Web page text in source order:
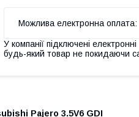
У компанії підключені
будь-який товар не покидаючи
Pajero 3.5V6 GDI